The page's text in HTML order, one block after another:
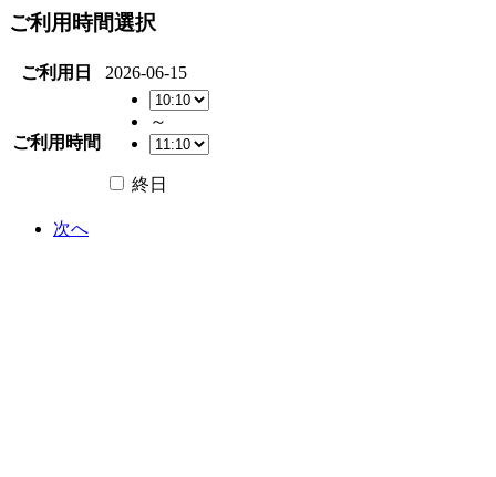
ご利用時間選択
ご利用日 2026-06-15
ご利用時間
～
終日
次へ